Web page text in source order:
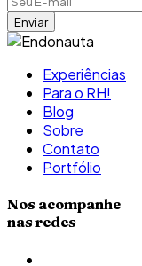
Experiências
Para o RH!
Blog
Sobre
Contato
Portfólio
Nos acompanhe
nas redes